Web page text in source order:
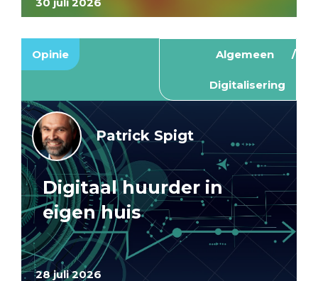
Opinie Algemeen
Digitalisering
28 juli 2026
Patrick Spigt
Digitaal huurder in
eigen huis